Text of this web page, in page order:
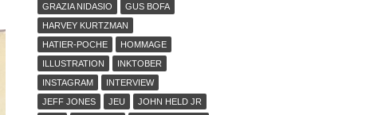
GRAZIA NIDASIO
GUS BOFA
HARVEY KURTZMAN
HATIER-POCHE
HOMMAGE
ILLUSTRATION
INKTOBER
INSTAGRAM
INTERVIEW
JEFF JONES
JEU
JOHN HELD JR